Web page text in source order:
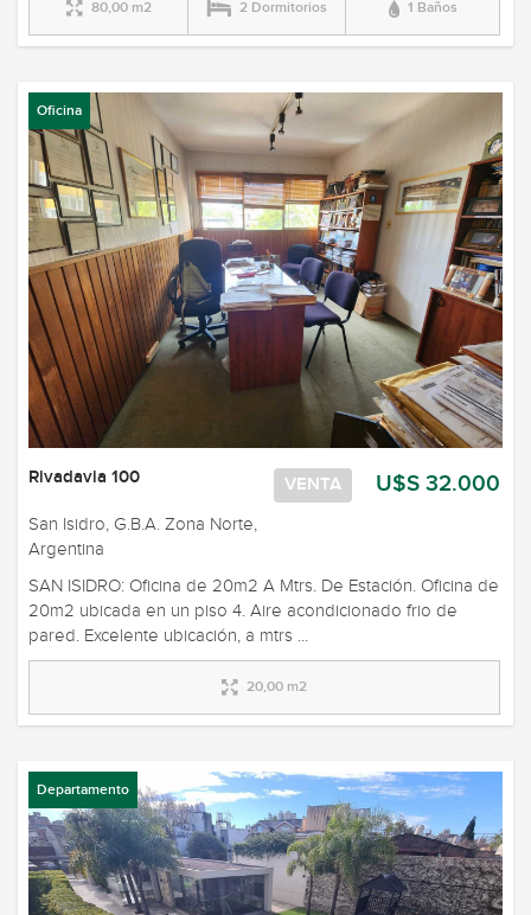
80,00 m2 2 Dormitorios 1 Baños
Oficina
U$S 32.000
VENTA
Rivadavia 100
San Isidro, G.B.A. Zona Norte,
Argentina
SAN ISIDRO: Oficina de 20m2 A Mtrs. De Estación. Oficina de
20m2 ubicada en un piso 4. Aire acondicionado frio de
pared. Excelente ubicación, a mtrs ...
20,00 m2
Departamento